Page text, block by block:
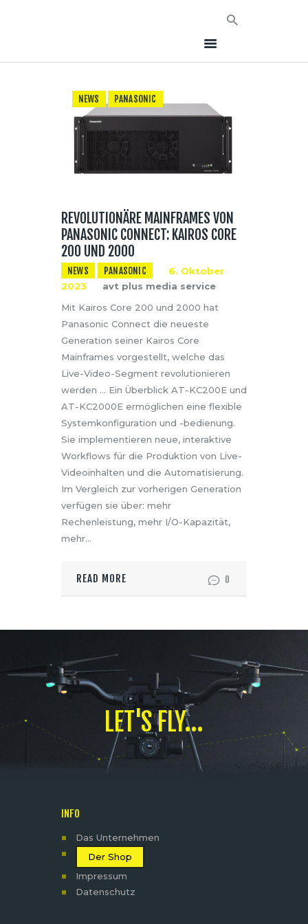
HOME
NEWS
AVT EVENTS
KONTAKT
NEWS PANASONIC
REVOLUTIONÄRE MAINFRAMES VON
PANASONIC CONNECT: KAIROS CORE
200 UND 2000
NEWS PANASONIC
6. Oktober
2023
avt plus media service
Mit Kairos Core 200 und 2000 hat
Panasonic Connect die neueste
Generation seiner Kairos Core
Mainframes vorgestellt, welche das
Live-Video-Segment revolutionieren
werden … Ein Überblick AT-KC200E und
AT-KC2000E ermöglichen eine flexible
Systemkonfiguration und -bedienung.
Sie implementieren neue, interaktive
Workflows für die Produktion von Live-
Videoinhalten und die Automatisierung.
Im Vergleich zur vorherigen Generation
verfügen sie über: mehr
Rechenleistung, mehr I/O-Kapazität,
mehr…
READ MORE 0
LET'S FLY...
INFO
Das Unternehmen
Der Shop
Impressum
Datenschutz